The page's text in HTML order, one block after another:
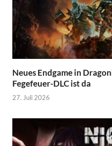
Neues Endgame in
Fegefeuer-DLC ist da
27. Juli 2026